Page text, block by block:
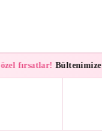
fırsatlar!Bültenimize